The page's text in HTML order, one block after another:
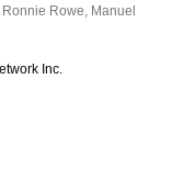
Ronnie Rowe Manuel
Inc.